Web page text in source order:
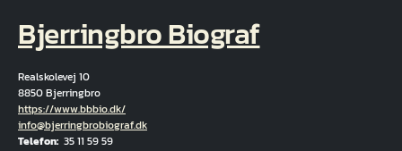
Bjerringbro Biograf
Realskolevej 10
8850 Bjerringbro
Hjemmeside
https://www.bbbio.dk/
E-mail
info@bjerringbrobiograf.dk
Telefon 35 11 59 59